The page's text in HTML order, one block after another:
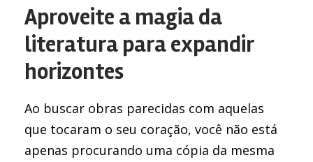
Aproveite a magia da
literatura para expandir
horizontes
Ao buscar obras parecidas com aquelas
que tocaram o seu coração, você não está
apenas procurando uma cópia da mesma